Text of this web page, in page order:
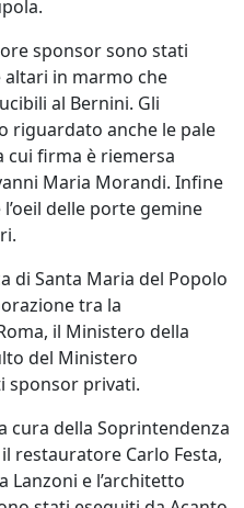
sponsor sono stati
in marmo che
al Bernini. Gli
riguardato anche le pale
cui firma è riemersa
Maria Morandi. Infine
delle porte gemine
di Santa Maria del Popolo
tra la
il Ministero della
del Ministero
sponsor privati.
cura della Soprintendenza
restauratore Carlo Festa,
Lanzoni e l’architetto